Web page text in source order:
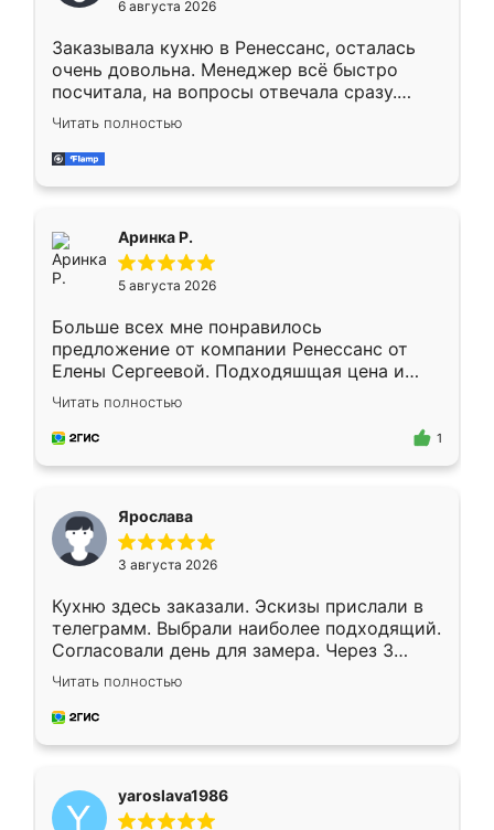
мебели буду заказывать только здесь.
6 августа 2026
Заказывала кухню в Ренессанс, осталась
очень довольна. Менеджер всё быстро
посчитала, на вопросы отвечала сразу.
Замерщик приехал в субботу, подошёл к
делу со всей ответственностью. Собрали
за день, ребята работали аккуратно, даже
Читать полностью
Аринка Р.
5 августа 2026
Больше всех мне понравилось
предложение от компании Ренессанс от
Елены Сергеевой. Подходяшщая цена и
короткие сроки изготовления. Приехавший
для замера сотрудник Владислав
предложил по моему эскизу самый
Читать полностью
1
Ярослава
3 августа 2026
Кухню здесь заказали. Эскизы прислали в
телеграмм. Выбрали наиболее подходящий.
Согласовали день для замера. Через 3
недели кухня была уже готова. Остались
довольны работой. Спасибо Ренессанс
мебель за качественную работу!
Читать полностью
yaroslava1986